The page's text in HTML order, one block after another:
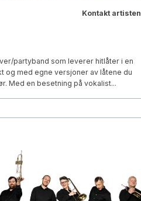
Kontakt artisten
partyband som leverer hitlåter i en
og med egne versjoner av låtene du
Med en besetning på vokalist...